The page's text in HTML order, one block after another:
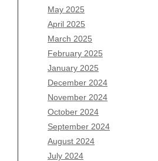
May 2025
April 2025
March 2025
February 2025
January 2025
December 2024
November 2024
October 2024
September 2024
August 2024
July 2024
March 2026
February 2026
January 2026
December 2025
November 2025
October 2025
September 2025
August 2025
July 2025
June 2025
May 2025